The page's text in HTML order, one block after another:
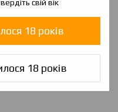
свій вік
18 років
18 років